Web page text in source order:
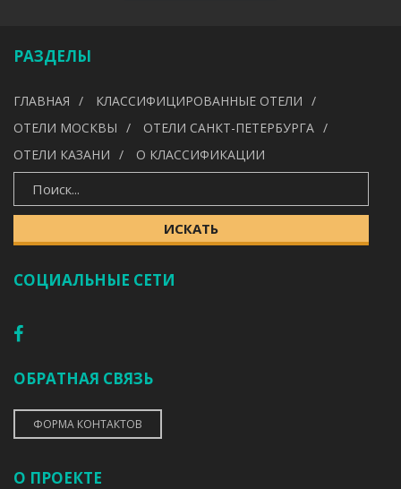
ИСКАТЬ
РАЗДЕЛЫ
ГЛАВНАЯ
КЛАССИФИЦИРОВАННЫЕ ОТЕЛИ
ОТЕЛИ МОСКВЫ
ОТЕЛИ САНКТ-ПЕТЕРБУРГА
ОТЕЛИ КАЗАНИ
О КЛАССИФИКАЦИИ
ИСКАТЬ
СОЦИАЛЬНЫЕ СЕТИ
ОБРАТНАЯ СВЯЗЬ
ФОРМА КОНТАКТОВ
О ПРОЕКТЕ